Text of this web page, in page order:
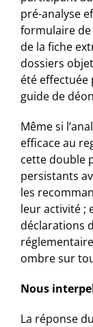
pré-analyse
formulaire de
de la fiche
dossiers
été effectuée
guide de
Même si
efficace au
cette double
persistants
les
leur activité ;
déclarations
ombre sur
Nous
La réponse